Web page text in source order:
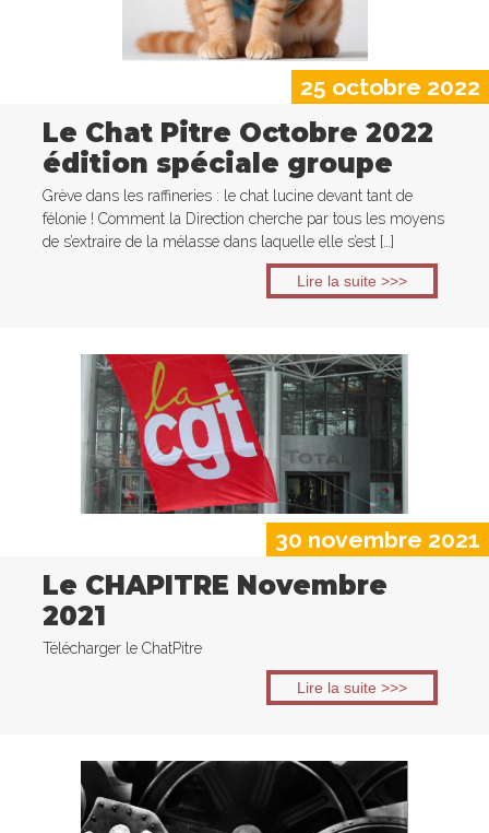
25 octobre 2022
Le Chat Pitre Octobre 2022
édition spéciale groupe
Grève dans les raffineries : le chat lucine devant tant de
félonie ! Comment la Direction cherche par tous les moyens
de s’extraire de la mélasse dans laquelle elle s’est […]
Lire la suite >>>
30 novembre 2021
Le CHAPITRE Novembre
2021
Télécharger le ChatPitre
Lire la suite >>>